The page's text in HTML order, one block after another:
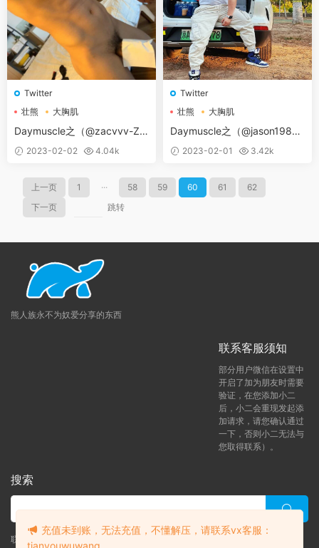
Twitter
壮熊
大胸肌
Daymuscle之（@zacvvv-ZA
C）2023-02-02 4.04k
Twitter
壮熊
大胸肌
Daymuscle之（@jason19863
-大旭jason1986）
2023-02-01 3.42k
上一页 1 ··· 58 59 60 61
62
下一页
跳转
熊人族永不为奴爱分享的东西
联系客服须知
部分用户微信在设置中
开启了加为朋友时需要
验证，在您添加小二
后，小二会重现发起添
加请求，请您确认通过
一下，否则小二无法与
您取得联系）。
搜索
联系客服 (添加后告诉客服-来自熊人族咨询问题)
充值未到账，无法充值，不懂解压，请联系vx客服：
tianyouwuwang